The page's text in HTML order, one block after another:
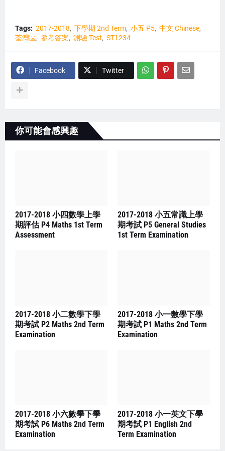
Tags: 2017-2018 下學期 2nd Term 小五 P5 中文 Chinese
荃灣區 參考答案 測驗 Test ST1234
Facebook Twitter
你可能會感興趣
2017-2018 小四數學上學
期評估 P4 Maths 1st Term
Assessment
2017-2018 小五常識上學
期考試 P5 General Studies
1st Term Examination
2017-2018 小二數學下學
期考試 P2 Maths 2nd Term
Examination
2017-2018 小一數學下學
期考試 P1 Maths 2nd Term
Examination
2017-2018 小六數學下學
期考試 P6 Maths 2nd Term
Examination
2017-2018 小一英文下學
期考試 P1 English 2nd
Term Examination